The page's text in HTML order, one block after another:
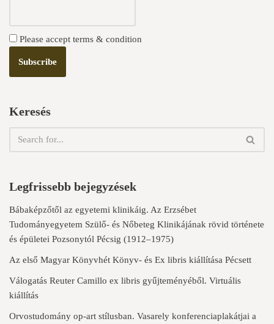
Please accept terms & condition
Keresés
Legfrissebb bejegyzések
Bábaképzőtől az egyetemi klinikáig. Az Erzsébet
Tudományegyetem Szülő- és Nőbeteg Klinikájának rövid története
és épületei Pozsonytól Pécsig (1912–1975)
Az első Magyar Könyvhét Könyv- és Ex libris kiállítása Pécsett
Válogatás Reuter Camillo ex libris gyűjteményéből. Virtuális
kiállítás
Orvostudomány op-art stílusban. Vasarely konferenciaplakátjai a